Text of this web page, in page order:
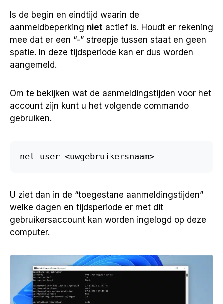
Is de begin en eindtijd waarin de
aanmeldbeperking niet actief is. Houdt er rekening
mee dat er een “-” streepje tussen staat en geen
spatie. In deze tijdsperiode kan er dus worden
aangemeld.
Om te bekijken wat de aanmeldingstijden voor het
account zijn kunt u het volgende commando
gebruiken.
net user <uwgebruikersnaam>
U ziet dan in de “toegestane aanmeldingstijden”
welke dagen en tijdsperiode er met dit
gebruikersaccount kan worden ingelogd op deze
computer.